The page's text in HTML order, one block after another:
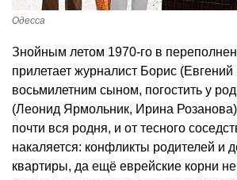
Одесса
Знойным летом 1970-го в
прилетает журналист Борис
восьмилетним сыном, погостить у
(Леонид Ярмольник, Ирина
почти вся родня, и от тесного
накаляется: конфликты родителей и
квартиры, да ещё еврейские корни